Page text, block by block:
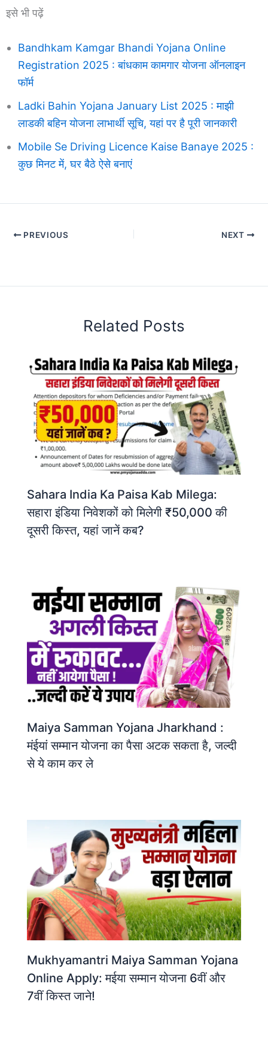
इसे भी पढ़ें
Bandhkam Kamgar Bhandi Yojana Online
Registration 2025 : बांधकाम कामगार योजना ऑनलाइन
फॉर्म
Ladki Bahin Yojana January List 2025 : माझी
लाडकी बहिन योजना लाभार्थी सूचि, यहां पर है पूरी जानकारी
Mobile Se Driving Licence Kaise Banaye 2025 :
कुछ मिनट में, घर बैठे ऐसे बनाएं
PREVIOUS NEXT
Related Posts
Sahara India Ka Paisa Kab Milega:
सहारा इंडिया निवेशकों को मिलेगी ₹50,000 की
दूसरी किस्त, यहां जानें कब?
Maiya Samman Yojana Jharkhand :
मंईयां सम्मान योजना का पैसा अटक सकता है, जल्दी
से ये काम कर ले
Mukhyamantri Maiya Samman Yojana
Online Apply: मईया सम्मान योजना 6वीं और
7वीं किस्त जाने!